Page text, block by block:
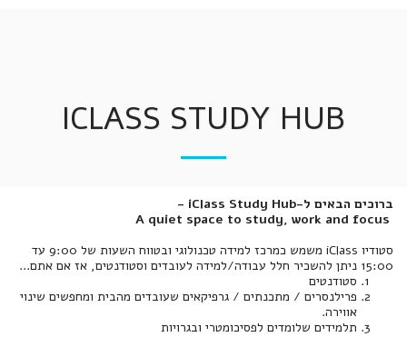
ICLASS STUDY HUB
ברוכים הבאים ל-iClass Study Hub -
סטודיו iClass משמש כמרכז למידה טכנולוגי ובטווח השעות של 9:00 עד
15:00 ניתן להשכיר חלל עבודה/למידה לעובדים וסטודנטים, אז אם אתם...
סטודנטים
פרילנסרים / מתכנתים / גרפיקאים שעובדים מהבית ומחפשים שינוי
אווירה.
תלמידים שלומדים לפסיכומטרי ובגרויות